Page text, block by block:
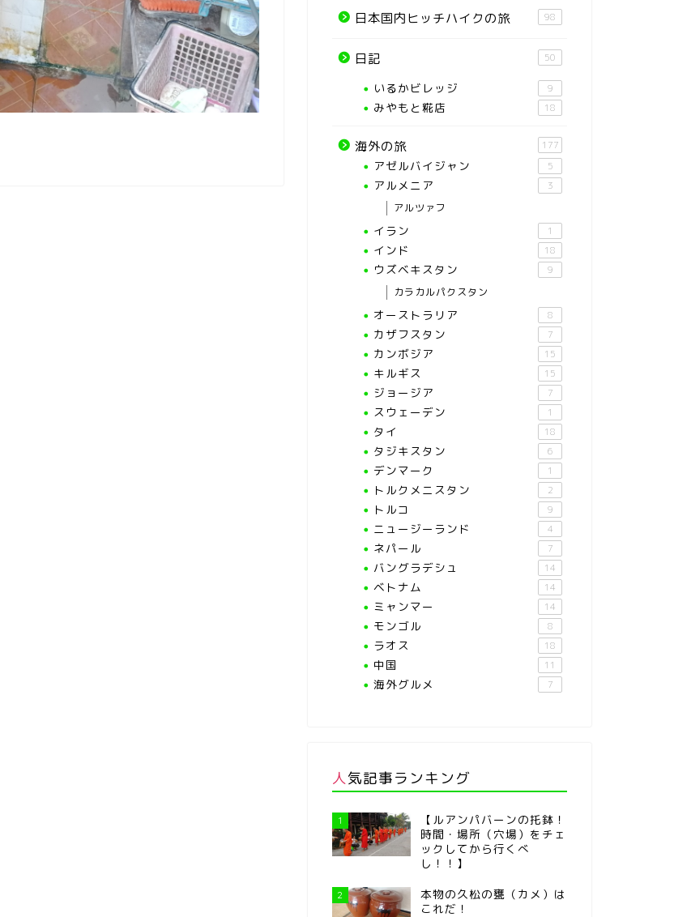
日本国内ヒッチハイクの旅 98
日記 50
いるかビレッジ 9
みやもと糀店 18
海外の旅 177
アゼルバイジャン 5
アルメニア 3
アルツァフ
イラン 1
インド 18
ウズベキスタン 9
カラカルパクスタン
オーストラリア 8
カザフスタン 7
カンボジア 15
キルギス 15
ジョージア 7
スウェーデン 1
タイ 18
タジキスタン 6
デンマーク 1
トルクメニスタン 2
トルコ 9
ニュージーランド 4
ネパール 7
バングラデシュ 14
ベトナム 14
ミャンマー 14
モンゴル 8
ラオス 18
中国 11
海外グルメ 7
人気記事ランキング
1
【ルアンパバーンの托鉢！
時間・場所（穴場）をチェ
ックしてから行くべ
し！！】
2
本物の久松の甕（カメ）は
これだ！